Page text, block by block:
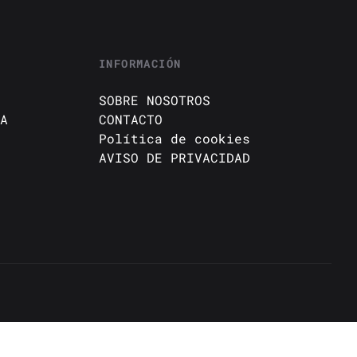
INFORMACIÓN
SOBRE NOSOTROS
CONTACTO
Política de cookies
AVISO DE PRIVACIDAD